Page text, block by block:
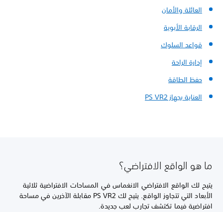
العائلة والأمان
الرقابة الأبوية
قواعد السلوك
إدارة الراحة
حفظ الطاقة
العناية بجهاز PS VR2
ما هو الواقع الافتراضي؟
يتيح لك الواقع الافتراضي الانغماس في المساحات الافتراضية ثلاثية
الأبعاد التي تتجاوز الواقع. يتيح لك PS VR2 مقابلة الآخرين في مساحة
افتراضية فيما تكتشف تجارب لعب جديدة.